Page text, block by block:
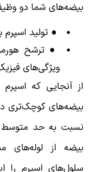
بیضه‌های شما دو
● تولید اسپرم
● ترشح
ویژگی‌های
از آنجایی که
بیضه‌های کوچک‌تری
بیضه از لوله‌های
سلول‌های اسپرم را